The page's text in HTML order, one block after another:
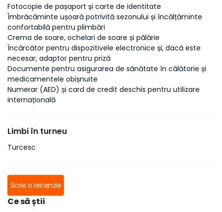
Fotocopie de pașaport și carte de identitate
Îmbrăcăminte ușoară potrivită sezonului și încălțăminte
confortabilă pentru plimbări
Crema de soare, ochelari de soare și pălărie
Încărcător pentru dispozitivele electronice și, dacă este
necesar, adaptor pentru priză
Documente pentru asigurarea de sănătate în călătorie și
medicamentele obișnuite
Numerar (AED) și card de credit deschis pentru utilizare
internațională
Limbi în turneu
Turcesc
Scrie o recenzie
Ce să știi